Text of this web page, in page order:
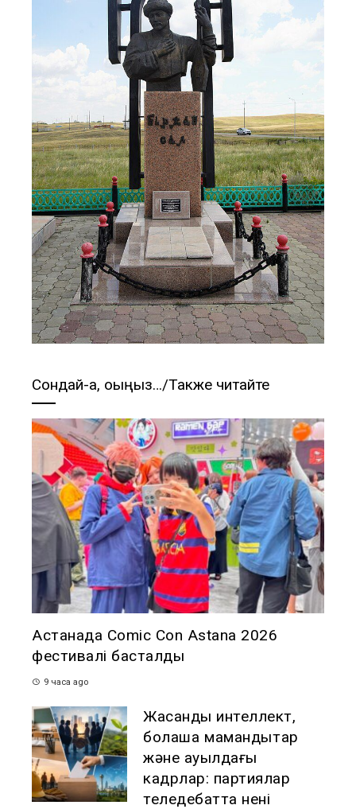
Сондай-ақ, оқыңыз…/Также читайте
Астанада Comic Con Astana 2026
фестивалі басталды
9 часа ago
Жасанды интеллект,
болашақ мамандықтар
және ауылдағы
кадрлар: партиялар
теледебатта нені